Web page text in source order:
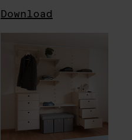
Download